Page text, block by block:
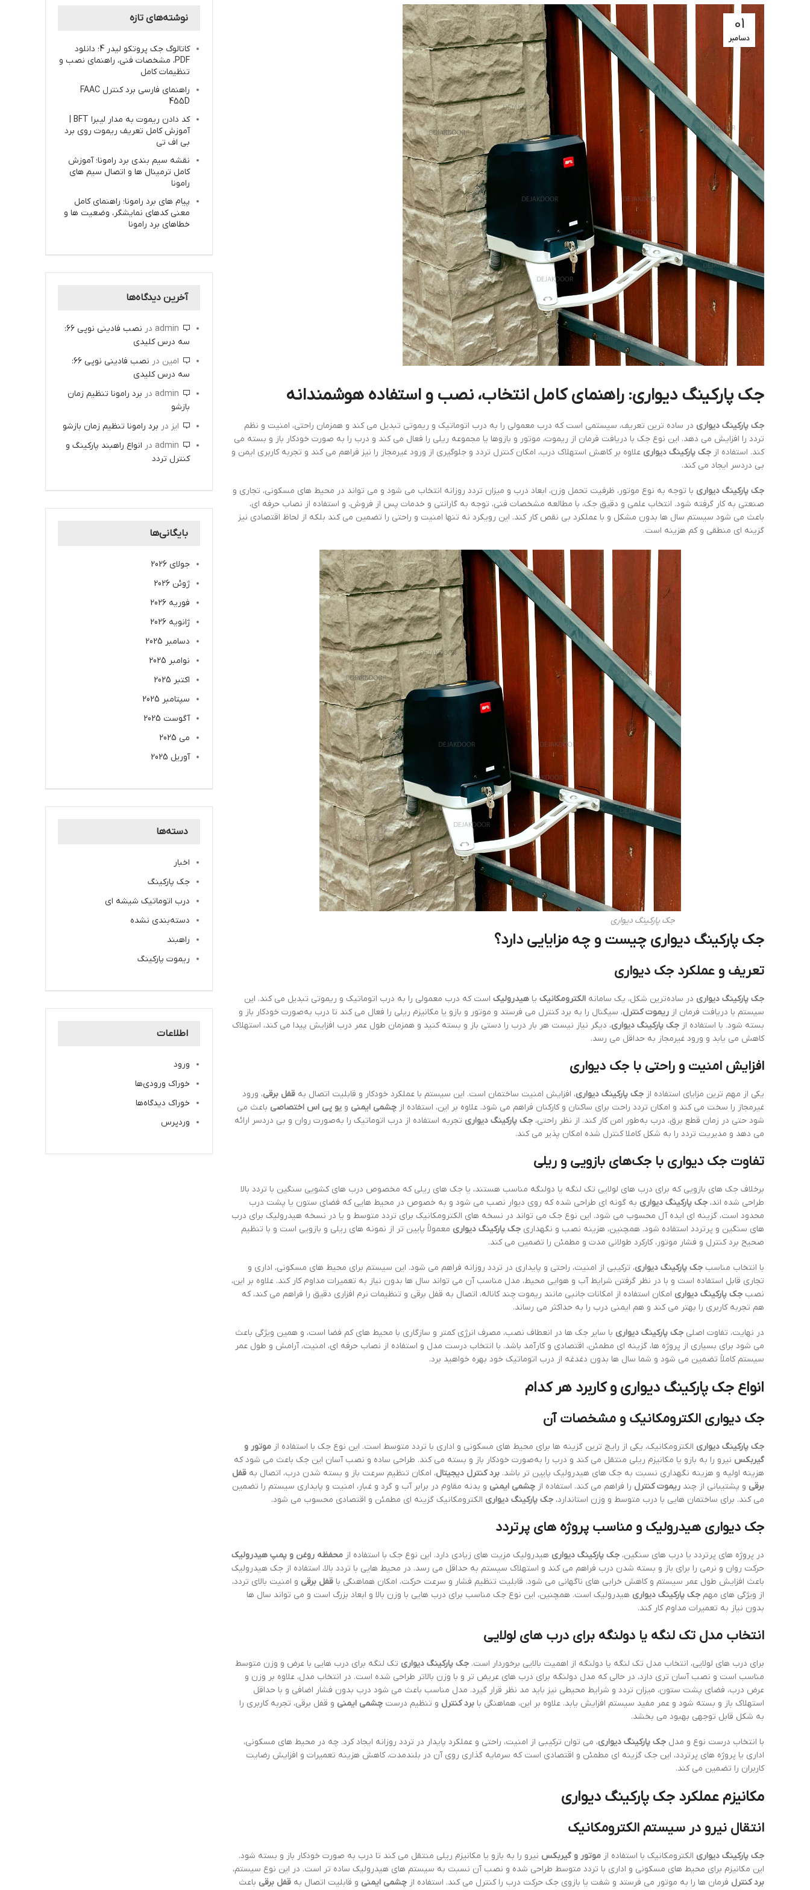
01
دسامبر
جک پارکینگ دیواری: راهنمای کامل انتخاب، نصب و استفاده هوشمندانه
جک پارکینگ دیواری در ساده ترین تعریف، سیستمی است که درب معمولی را به درب اتوماتیک و ریموتی تبدیل می کند و همزمان راحتی، امنیت و نظم
تردد را افزایش می دهد. این نوع جک با دریافت فرمان از ریموت، موتور و بازوها یا مجموعه ریلی را فعال می کند و درب را به صورت خودکار باز و بسته می
کند. استفاده از جک پارکینگ دیواری علاوه بر کاهش استهلاک درب، امکان کنترل تردد و جلوگیری از ورود غیرمجاز را نیز فراهم می کند و تجربه کاربری ایمن و
بی دردسر ایجاد می کند.
جک پارکینگ دیواری با توجه به نوع موتور، ظرفیت تحمل وزن، ابعاد درب و میزان تردد روزانه انتخاب می شود و می تواند در محیط های مسکونی، تجاری و
صنعتی به کار گرفته شود. انتخاب علمی و دقیق جک، با مطالعه مشخصات فنی، توجه به گارانتی و خدمات پس از فروش، و استفاده از نصاب حرفه ای،
باعث می شود سیستم سال ها بدون مشکل و با عملکرد بی نقص کار کند. این رویکرد نه تنها امنیت و راحتی را تضمین می کند بلکه از لحاظ اقتصادی نیز
گزینه ای منطقی و کم هزینه است.
جک پارکینگ دیواری
جک پارکینگ دیواری چیست و چه مزایایی دارد؟
تعریف و عملکرد جک دیواری
جک پارکینگ دیواری در ساده‌ترین شکل، یک سامانه الکترومکانیک یا هیدرولیک است که درب معمولی را به درب اتوماتیک و ریموتی تبدیل می کند. این
سیستم با دریافت فرمان از ریموت کنترل، سیگنال را به برد کنترل می فرستد و موتور و بازو یا مکانیزم ریلی را فعال می کند تا درب به‌صورت خودکار باز و
بسته شود. با استفاده از جک پارکینگ دیواری، دیگر نیاز نیست هر بار درب را دستی باز و بسته کنید و همزمان طول عمر درب افزایش پیدا می کند، استهلاک
کاهش می یابد و ورود غیرمجاز به حداقل می رسد.
افزایش امنیت و راحتی با جک دیواری
یکی از مهم ترین مزایای استفاده از جک پارکینگ دیواری، افزایش امنیت ساختمان است. این سیستم با عملکرد خودکار و قابلیت اتصال به قفل برقی، ورود
غیرمجاز را سخت می کند و امکان تردد راحت برای ساکنان و کارکنان فراهم می شود. علاوه بر این، استفاده از چشمی ایمنی و یو پی اس اختصاصی باعث می
شود حتی در زمان قطع برق، درب به‌طور امن کار کند. از نظر راحتی، جک پارکینگ دیواری تجربه استفاده از درب اتوماتیک را به‌صورت روان و بی دردسر ارائه
می دهد و مدیریت تردد را به شکل کاملا کنترل شده امکان پذیر می کند.
تفاوت جک دیواری با جک‌های بازویی و ریلی
برخلاف جک های بازویی که برای درب های لولایی تک لنگه یا دولنگه مناسب هستند، یا جک های ریلی که مخصوص درب های کشویی سنگین با تردد بالا
طراحی شده اند، جک پارکینگ دیواری به گونه ای طراحی شده که روی دیوار نصب می شود و به خصوص در محیط هایی که فضای ستون یا پشت درب
محدود است، گزینه ای ایده آل محسوب می شود. این نوع جک می تواند در نسخه های الکترومکانیک برای تردد متوسط و یا در نسخه هیدرولیک برای درب
های سنگین و پرتردد استفاده شود. همچنین، هزینه نصب و نگهداری جک پارکینگ دیواری معمولاً پایین تر از نمونه های ریلی و بازویی است و با تنظیم
صحیح برد کنترل و فشار موتور، کارکرد طولانی مدت و مطمئن را تضمین می کند.
با انتخاب مناسب جک پارکینگ دیواری، ترکیبی از امنیت، راحتی و پایداری در تردد روزانه فراهم می شود. این سیستم برای محیط های مسکونی، اداری و
تجاری قابل استفاده است و با در نظر گرفتن شرایط آب و هوایی محیط، مدل مناسب آن می تواند سال ها بدون نیاز به تعمیرات مداوم کار کند. علاوه بر این،
نصب جک پارکینگ دیواری امکان استفاده از امکانات جانبی مانند ریموت چند کاناله، اتصال به قفل برقی و تنظیمات نرم افزاری دقیق را فراهم می کند، که
هم تجربه کاربری را بهتر می کند و هم ایمنی درب را به حداکثر می رساند.
در نهایت، تفاوت اصلی جک پارکینگ دیواری با سایر جک ها در انعطاف نصب، مصرف انرژی کمتر و سازگاری با محیط های کم فضا است، و همین ویژگی باعث
می شود برای بسیاری از پروژه ها، گزینه ای مطمئن، اقتصادی و کارآمد باشد. با انتخاب درست مدل و استفاده از نصاب حرفه ای، امنیت، آرامش و طول عمر
سیستم کاملاً تضمین می شود و شما سال ها بدون دغدغه از درب اتوماتیک خود بهره خواهید برد.
انواع جک پارکینگ دیواری و کاربرد هر کدام
جک دیواری الکترومکانیک و مشخصات آن
جک پارکینگ دیواری الکترومکانیک، یکی از رایج ترین گزینه ها برای محیط های مسکونی و اداری با تردد متوسط است. این نوع جک با استفاده از موتور و
گیربکس نیرو را به بازو یا مکانیزم ریلی منتقل می کند و درب را به‌صورت خودکار باز و بسته می کند. طراحی ساده و نصب آسان این جک باعث می شود که
هزینه اولیه و هزینه نگهداری نسبت به جک های هیدرولیک پایین تر باشد. برد کنترل دیجیتال، امکان تنظیم سرعت باز و بسته شدن درب، اتصال به قفل
برقی و پشتیبانی از چند ریموت کنترل را فراهم می کند. استفاده از چشمی ایمنی و بدنه مقاوم در برابر آب و گرد و غبار، امنیت و پایداری سیستم را تضمین
می کند. برای ساختمان هایی با درب متوسط و وزن استاندارد، جک پارکینگ دیواری الکترومکانیک گزینه ای مطمئن و اقتصادی محسوب می شود.
جک دیواری هیدرولیک و مناسب پروژه های پرتردد
در پروژه های پرتردد یا درب های سنگین، جک پارکینگ دیواری هیدرولیک مزیت های زیادی دارد. این نوع جک با استفاده از محفظه روغن و پمپ هیدرولیک
حرکت روان و نرمی را برای باز و بسته شدن درب فراهم می کند و استهلاک سیستم به حداقل می رسد. در محیط هایی با تردد بالا، استفاده از جک هیدرولیک
باعث افزایش طول عمر سیستم و کاهش خرابی های ناگهانی می شود. قابلیت تنظیم فشار و سرعت حرکت، امکان هماهنگی با قفل برقی و امنیت بالای تردد،
از ویژگی های مهم جک پارکینگ دیواری هیدرولیک است. همچنین، این نوع جک مناسب برای درب هایی با وزن بالا و ابعاد بزرگ است و می تواند سال ها
بدون نیاز به تعمیرات مداوم کار کند.
انتخاب مدل تک لنگه یا دولنگه برای درب های لولایی
برای درب های لولایی، انتخاب مدل تک لنگه یا دولنگه از اهمیت بالایی برخوردار است. جک پارکینگ دیواری تک لنگه برای درب هایی با عرض و وزن متوسط
مناسب است و نصب آسان تری دارد، در حالی که مدل دولنگه برای درب های عریض تر و با وزن بالاتر طراحی شده است. در انتخاب مدل، علاوه بر وزن و
عرض درب، فضای پشت ستون، میزان تردد و شرایط محیطی نیز باید مد نظر قرار گیرد. مدل مناسب باعث می شود درب بدون فشار اضافی و با حداقل
استهلاک باز و بسته شود و عمر مفید سیستم افزایش یابد. علاوه بر این، هماهنگی با برد کنترل و تنظیم درست چشمی ایمنی و قفل برقی، تجربه کاربری را
به شکل قابل توجهی بهبود می بخشد.
با انتخاب درست نوع و مدل جک پارکینگ دیواری، می توان ترکیبی از امنیت، راحتی و عملکرد پایدار در تردد روزانه ایجاد کرد. چه در محیط های مسکونی،
اداری یا پروژه های پرتردد، این جک گزینه ای مطمئن و اقتصادی است که سرمایه گذاری روی آن در بلندمدت، کاهش هزینه تعمیرات و افزایش رضایت
کاربران را تضمین می کند.
مکانیزم عملکرد جک پارکینگ دیواری
انتقال نیرو در سیستم الکترومکانیک
جک پارکینگ دیواری الکترومکانیک با استفاده از موتور و گیربکس نیرو را به بازو یا مکانیزم ریلی منتقل می کند تا درب به صورت خودکار باز و بسته شود.
این مکانیزم برای محیط های مسکونی و اداری با تردد متوسط طراحی شده و نصب آن نسبت به سیستم های هیدرولیک ساده تر است. در این نوع سیستم،
برد کنترل فرمان ها را به موتور می فرستد و شفت یا بازوی جک حرکت درب را کنترل می کند. استفاده از چشمی ایمنی و قابلیت اتصال به قفل برقی باعث
نوشته‌های تازه
کاتالوگ جک پروتکو لیدر 4؛ دانلود
PDF، مشخصات فنی، راهنمای نصب و
تنظیمات کامل
راهنمای فارسی برد کنترل FAAC
455D
کد دادن ریموت به مدار لیبرا BFT |
آموزش کامل تعریف ریموت روی برد
بی اف تی
نقشه سیم بندی برد رامونا؛ آموزش
کامل ترمینال ها و اتصال سیم های
رامونا
پیام های برد رامونا؛ راهنمای کامل
معنی کدهای نمایشگر، وضعیت ها و
خطاهای برد رامونا
آخرین دیدگاه‌ها
admin در
نصب فادینی نوپی 66:
سه درس کلیدی
امین در
نصب فادینی نوپی 66:
سه درس کلیدی
admin در برد رامونا تنظیم زمان
بازشو
ایز در برد رامونا تنظیم زمان بازشو
admin در انواع راهبند پارکینگ و
کنترل تردد
بایگانی‌ها
جولای 2026
ژوئن 2026
فوریه 2026
ژانویه 2026
دسامبر 2025
نوامبر 2025
اکتبر 2025
سپتامبر 2025
آگوست 2025
می 2025
آوریل 2025
دسته‌ها
اخبار
جک پارکینگ
درب اتوماتیک شیشه ای
دسته‌بندی نشده
راهبند
ریموت پارکینگ
اطلاعات
ورود
خوراک ورودی‌ها
خوراک دیدگاه‌ها
وردپرس